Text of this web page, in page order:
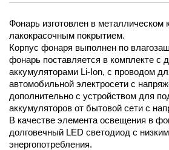
Фонарь изготовлен в металлическом
лакокрасочным покрытием.
Корпус фонаря выполнен по
фонарь поставляется в комплекте с
аккумуляторами Li-Ion, с проводом
автомобильной электросети с
дополнительно с устройством для
аккумуляторов от бытовой сети с
В качестве элемента освещения в
долговечный LED светодиод с
энергопотребления.